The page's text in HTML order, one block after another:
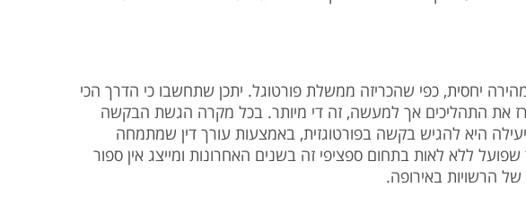
יחסית, כפי שהכריזה ממשלת פורטוגל. יתכן שתחשבו כי הדרך הכי
את התהליכים אך למעשה, זה די מיותר. בכל מקרה הגשת הבקשה
היא להגיש בקשה בפורטוגזית, באמצעות עורך דין שמתמחה
ללא לאות בתחום ספציפי זה בשנים האחרונות ומייצג אין ספור
הרשויות באירופה.